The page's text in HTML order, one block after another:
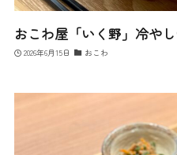
おこわ屋「いく野」冷やし
2026年6月15日 おこわ